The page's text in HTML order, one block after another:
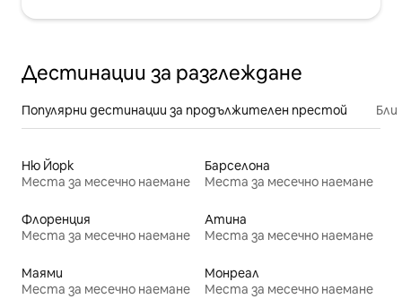
Дестинации за разглеждане
Популярни дестинации за продължителен престой
Ню Йорк
Места за месечно наемане
Барселона
Места за месечно наемане
Флоренция
Места за месечно наемане
Атина
Места за месечно наемане
Маями
Места за месечно наемане
Монреал
Места за месечно наемане